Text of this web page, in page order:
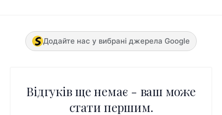
Додайте нас у вибрані джерела Google
Відгуків ще немає - ваш може
стати першим.